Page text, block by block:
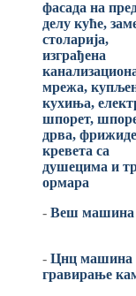
фасада на
делу куће,
столарија,
изграђена
мрежа,
кухиња,
шпорет,
дрва,
кревета са
душецима и
ормара
- Веш машина
- Цнц машина
гравирање